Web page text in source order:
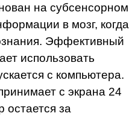
на субсенсорном
в мозг, когда
Эффективный
использовать
с компьютера.
с экрана 24
остается за